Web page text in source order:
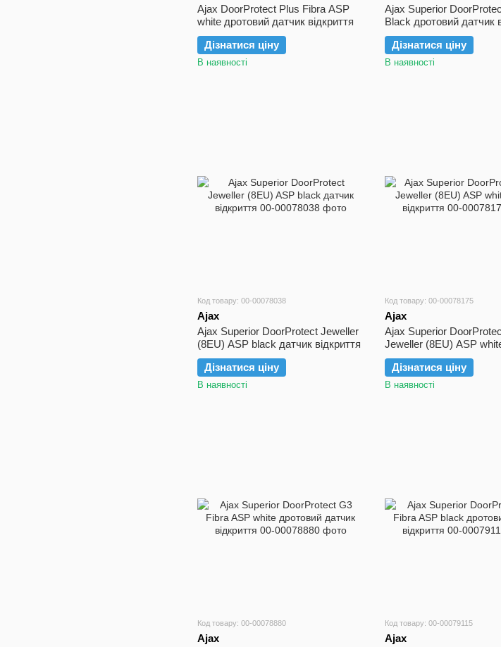
Ajax DoorProtect Plus Fibra ASP
white дротовий датчик відкриття
Дізнатися ціну
В наявності
Ajax Superior
Black дротовий датчик
Дізнатися ціну
В наявності
Код товару: 00-00078038
Ajax
Ajax Superior DoorProtect Jeweller
(8EU) ASP black датчик відкриття
Дізнатися ціну
В наявності
Код товару: 00-00078175
Ajax
Ajax Superior
Jeweller (8EU) ASP
відкриття
Дізнатися ціну
В наявності
Код товару: 00-00078880
Ajax
Код товару: 00-00079115
Ajax